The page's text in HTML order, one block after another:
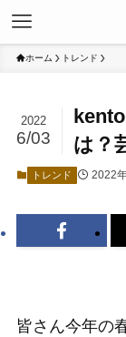
ホーム トレンド
は？
2022
6/03
トレンド 2022
皆さん今年の